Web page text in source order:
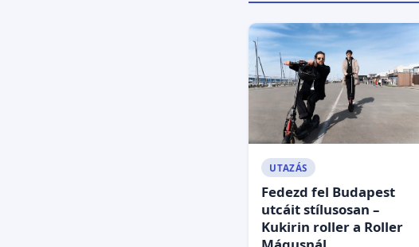
UTAZÁS
Fedezd fel Budapest
utcáit stílusosan –
Kukirin roller a Roller